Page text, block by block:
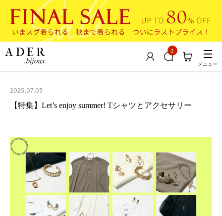
2
メニュー
2025.07.03
【特集】Let’s enjoy summer! Tシャツとアクセサリー